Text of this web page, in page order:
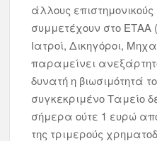
άλλους
συμμετέχουν στο ΕΤΑΑ
Ιατροί, Δικηγόροι,
παραμείνει
δυνατή η βιωσιμότητά
συγκεκριμένο Ταμείο
σήμερα ούτε 1 ευρώ
της τριμερούς